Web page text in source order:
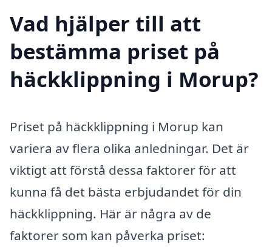
Vad hjälper till att
bestämma priset på
häckklippning i Morup?
Priset på häckklippning i Morup kan
variera av flera olika anledningar. Det är
viktigt att förstå dessa faktorer för att
kunna få det bästa erbjudandet för din
häckklippning. Här är några av de
faktorer som kan påverka priset: